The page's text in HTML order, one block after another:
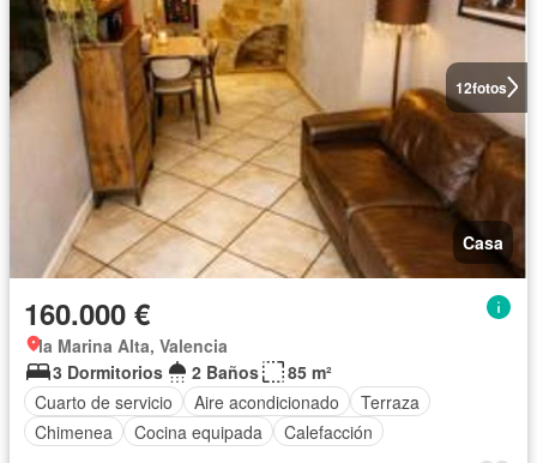
12fotos
Casa
160.000 €
la Marina Alta, Valencia
3 Dormitorios
2 Baños
85 m²
Cuarto de servicio
Aire acondicionado
Terraza
Chimenea
Cocina equipada Calefacción